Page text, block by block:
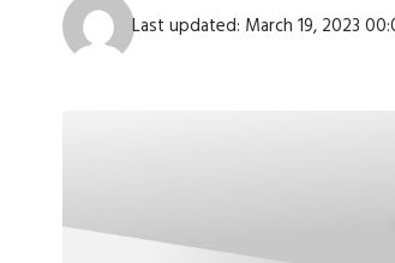
Last updated: March 19, 2023